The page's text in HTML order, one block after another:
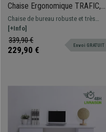
Chaise Ergonomique TRAFIC,
Support Lombaire, Accoudoirs
Ajustables, Excellent
Rembourrage, Noir
Chaise de bureau robuste et très
esthétique, avec support lombaire.
Assise de haute densité et
accoudoirs ajustables, la garantie
d'un confort optimal.
[+Info]
339,90 €
229,90 € Envoi GRATUIT